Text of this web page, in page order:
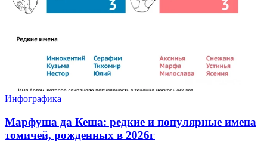
Инфографика
Марфуша да Кеша: редкие и популярные имена
томичей, рожденных в 2026г